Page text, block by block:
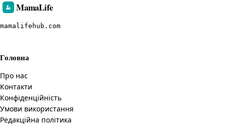
MamaLife
mamalifehub.com
Головна
Про нас
Контакти
Конфіденційність
Умови використання
Редакційна політика